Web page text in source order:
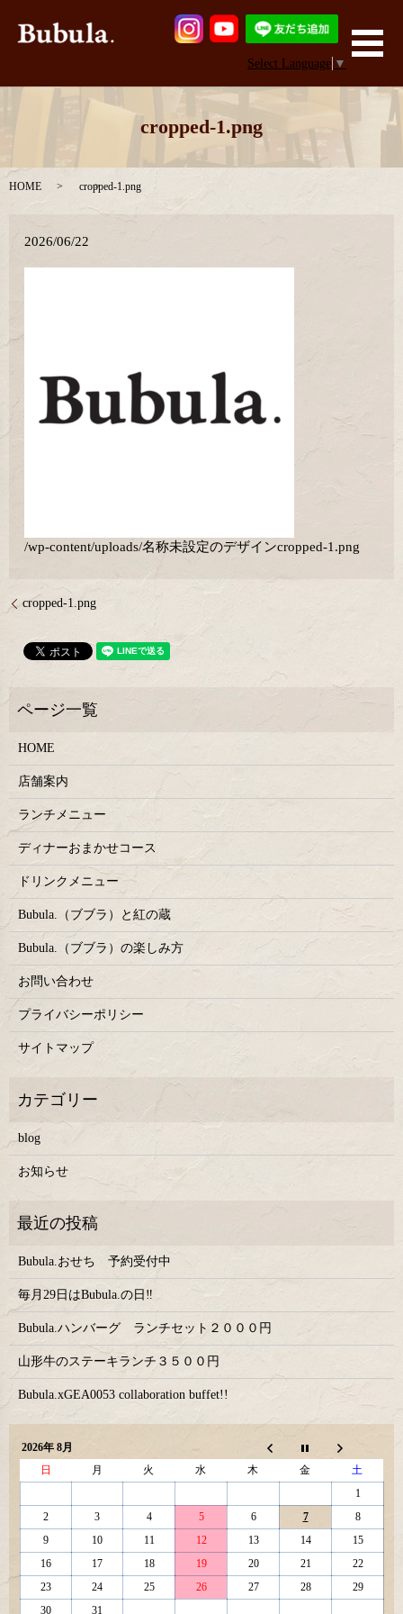
Select Language ▼
メ
cropped-1.png
HOME cropped-1.png
2026/06/22
/wp-content/uploads/名称未設定のデザインcropped-1.png
cropped-1.png
HOME
店舗案内
ランチメニュー
ディナーおまかせコース
ドリンクメニュー
Bubula.（ブブラ）と紅の蔵
Bubula.（ブブラ）の楽しみ方
お問い合わせ
プライバシーポリシー
サイトマップ
blog
お知らせ
Bubula.おせち 予約受付中
毎月29日はBubula.の日‼
Bubula.ハンバーグ ランチセット２０００円
山形牛のステーキランチ３５００円
Bubula.xGEA0053 collaboration buffet!!
2026年 8月
日
月 火 水 木 金
土
1
2
3 4 5 6 7
8
9
10 11 12 13 14
15
16
17 18 19 20 21
22
23
24 25 26 27 28
29
30
31